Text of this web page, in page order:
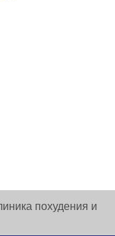
похудения и